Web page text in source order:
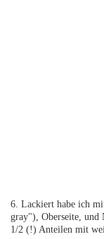
6. Lackiert habe ich
gray"), Oberseite, und
1/2 (!) Anteilen mit